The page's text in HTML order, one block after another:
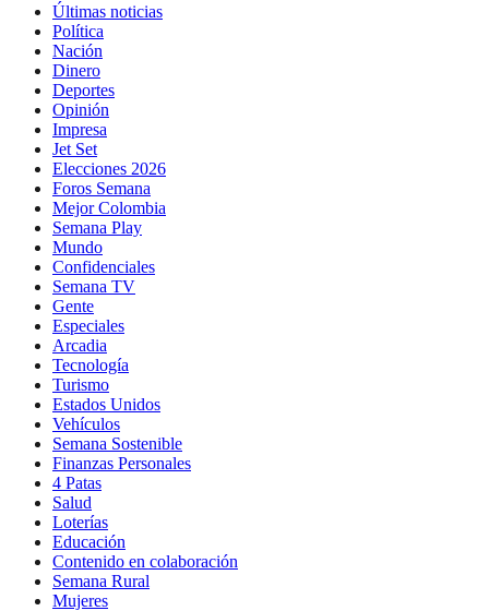
Últimas noticias
Política
Nación
Dinero
Deportes
Opinión
Impresa
Jet Set
Elecciones 2026
Foros Semana
Mejor Colombia
Semana Play
Mundo
Confidenciales
Semana TV
Gente
Especiales
Arcadia
Tecnología
Turismo
Estados Unidos
Vehículos
Semana Sostenible
Finanzas Personales
4 Patas
Salud
Loterías
Educación
Contenido en colaboración
Semana Rural
Mujeres